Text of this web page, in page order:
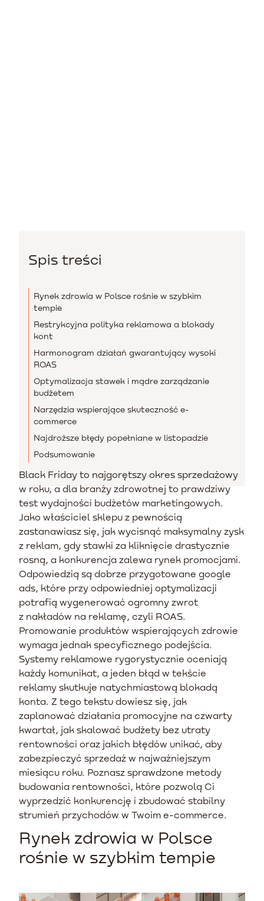
Spis treści
Rynek zdrowia w Polsce rośnie w szybkim
tempie
Restrykcyjna polityka reklamowa a blokady
kont
Harmonogram działań gwarantujący wysoki
ROAS
Optymalizacja stawek i mądre zarządzanie
budżetem
Narzędzia wspierające skuteczność e-
commerce
Najdroższe błędy popełniane w listopadzie
Podsumowanie
Black Friday to najgorętszy okres sprzedażowy
w roku, a dla branży zdrowotnej to prawdziwy
test wydajności budżetów marketingowych.
Jako właściciel sklepu z pewnością
zastanawiasz się, jak wycisnąć maksymalny zysk
z reklam, gdy stawki za kliknięcie drastycznie
rosną, a konkurencja zalewa rynek promocjami.
Odpowiedzią są dobrze przygotowane google
ads, które przy odpowiedniej optymalizacji
potrafią wygenerować ogromny zwrot
z nakładów na reklamę, czyli ROAS.
Promowanie produktów wspierających zdrowie
wymaga jednak specyficznego podejścia.
Systemy reklamowe rygorystycznie oceniają
każdy komunikat, a jeden błąd w tekście
reklamy skutkuje natychmiastową blokadą
konta. Z tego tekstu dowiesz się, jak
zaplanować działania promocyjne na czwarty
kwartał, jak skalować budżety bez utraty
rentowności oraz jakich błędów unikać, aby
zabezpieczyć sprzedaż w najważniejszym
miesiącu roku. Poznasz sprawdzone metody
budowania rentowności, które pozwolą Ci
wyprzedzić konkurencję i zbudować stabilny
strumień przychodów w Twoim e-commerce.
Rynek zdrowia w Polsce
rośnie w szybkim tempie